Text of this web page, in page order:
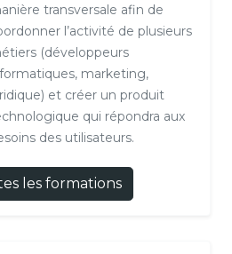
transversale afin de
l’activité de plusieurs
(développeurs
marketing,
et créer un produit
qui répondra aux
des utilisateurs.
les formations